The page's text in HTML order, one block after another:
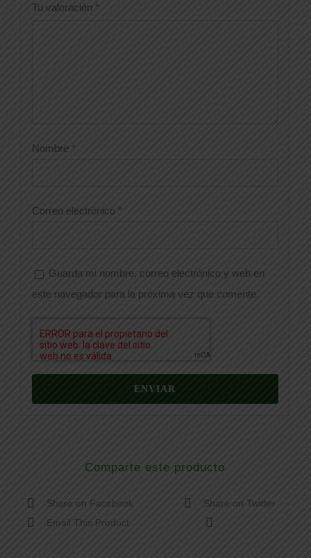
Tu valoración *
Nombre *
Correo electrónico *
Guarda mi nombre, correo electrónico y web en
este navegador para la próxima vez que comente.
Comparte este producto
Share on Facebook
Share on Twitter
Email This Product